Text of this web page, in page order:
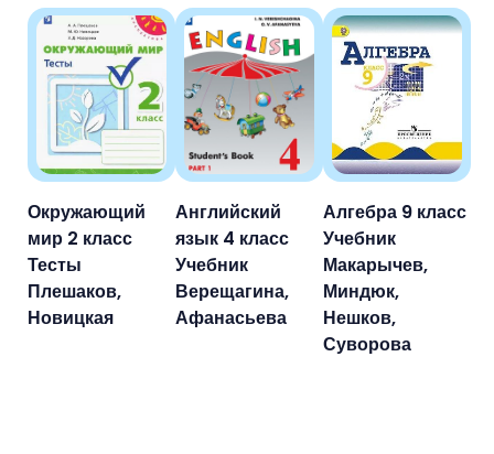
Окружающий
мир 2 класс
Тесты
Плешаков,
Новицкая
Английский
язык 4 класс
Учебник
Верещагина,
Афанасьева
Алгебра 9 класс
Учебник
Макарычев,
Миндюк,
Нешков,
Суворова